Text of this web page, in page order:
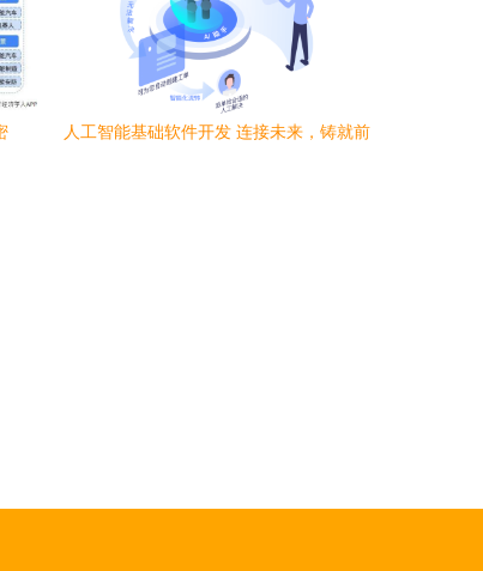
人工智能基础软件开发 连接未来，铸就前